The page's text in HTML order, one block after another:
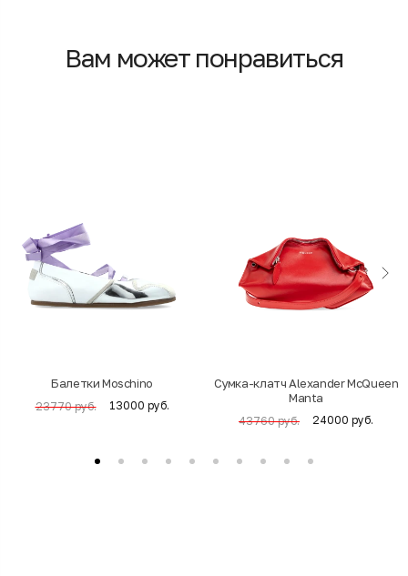
Вам может понравиться
Балетки Moschino
23770 руб. 13000 руб.
Cумка-клатч Alexander McQueen
Manta
43760 руб. 24000 руб.